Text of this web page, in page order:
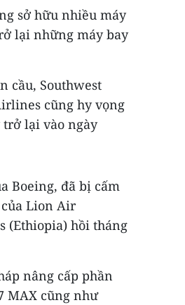
sở hữu nhiều máy
lại những máy bay
cầu, Southwest
cũng hy vọng
trở lại vào ngày
Boeing, đã bị cấm
Lion Air
(Ethiopia) hồi tháng
nâng cấp phần
MAX cũng như